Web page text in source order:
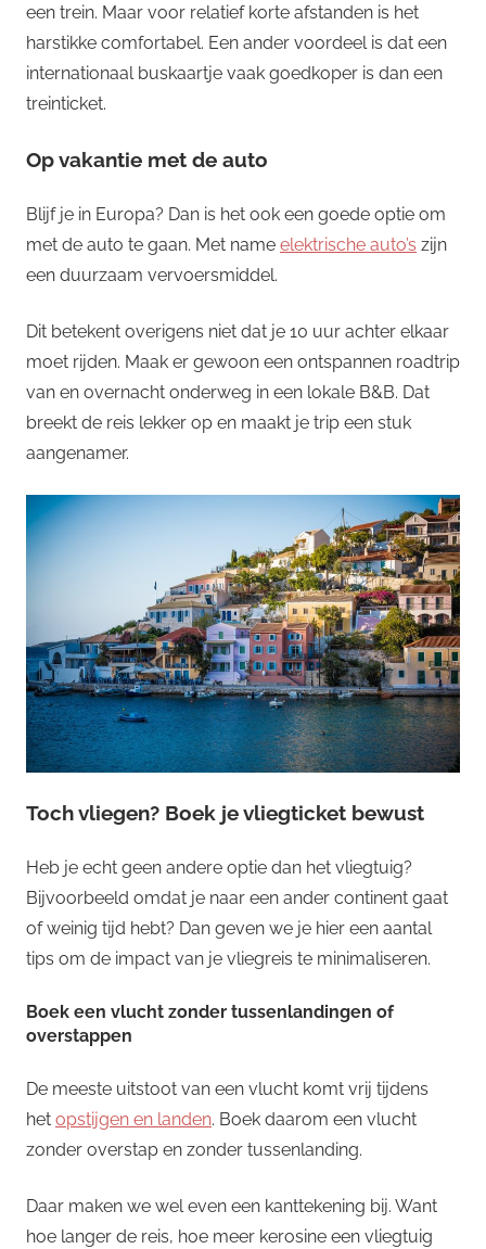
een trein. Maar voor relatief korte afstanden is het
harstikke comfortabel. Een ander voordeel is dat een
internationaal buskaartje vaak goedkoper is dan een
treinticket.
Op vakantie met de auto
Blijf je in Europa? Dan is het ook een goede optie om
met de auto te gaan. Met name elektrische auto’s zijn
een duurzaam vervoersmiddel.
Dit betekent overigens niet dat je 10 uur achter elkaar
moet rijden. Maak er gewoon een ontspannen roadtrip
van en overnacht onderweg in een lokale B&B. Dat
breekt de reis lekker op en maakt je trip een stuk
aangenamer.
Toch vliegen? Boek je vliegticket bewust
Heb je echt geen andere optie dan het vliegtuig?
Bijvoorbeeld omdat je naar een ander continent gaat
of weinig tijd hebt? Dan geven we je hier een aantal
tips om de impact van je vliegreis te minimaliseren.
Boek een vlucht zonder tussenlandingen of
overstappen
De meeste uitstoot van een vlucht komt vrij tijdens
het opstijgen en landen. Boek daarom een vlucht
zonder overstap en zonder tussenlanding.
Daar maken we wel even een kanttekening bij. Want
hoe langer de reis, hoe meer kerosine een vliegtuig